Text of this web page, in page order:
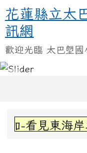
跳至主內容區
花蓮縣立太
花蓮縣立太
訊網
歡迎光臨 太巴塱國
上中區域內容
見東海岸之